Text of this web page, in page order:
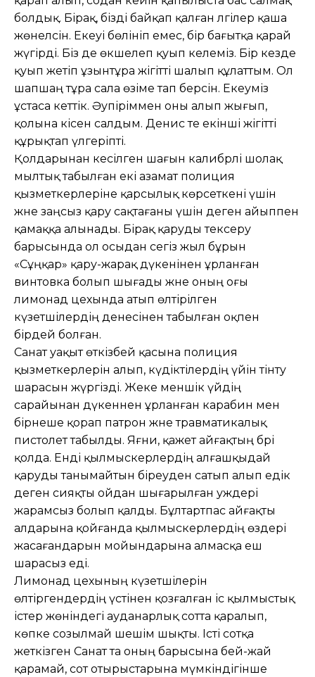
болдық. Бірақ, бізді байқап қалған әлгілер қаша
жөнелсін. Екеуі бөлініп емес, бір бағытқа қарай
жүгірді. Біз де өкшелеп қуып келеміз. Бір кезде
қуып жетіп ұзынтұра жігітті шалып құлаттым. Ол
шапшаң тұра сала өзіме тап берсін. Екеуміз
ұстаса кеттік. Әупіріммен оны алып жығып,
қолына кісен салдым. Денис те екінші жігітті
құрықтап үлгеріпті.
Қолдарынан кесілген шағын калибрлі шолақ
мылтық табылған екі азамат полиция
қызметкерлеріне қарсы­лық көрсеткені үшін
және заңсыз қару сақтағаны үшін деген айыппен
қамаққа алынады. Бірақ қаруды тексеру
барысында ол осыдан сегіз жыл бұрын
«Сұңқар» қару-жарақ дүкенінен ұрланған
винтовка болып шығады және оның оғы
лимонад цехында атып өлтірілген
күзетшілердің денесінен табылған оқпен
бірдей болған.
Санат уақыт өткізбей қасына полиция
қызметкерлерін алып, күдіктілердің үйін тінту
шарасын жүргізді. Жеке меншік үйдің
сарайынан дүкеннен ұрланған карабин мен
бірнеше қорап патрон және травматикалық
пистолет табылды. Яғни, қажет айғақтың бәрі
қолда. Енді қылмыскерлердің алғаш­қыдай
қаруды танымайтын біреуден сатып алып едік
деген сияқты ойдан шығарылған уәждері
жарамсыз болып қалды. Бұлтартпас айғақты
алдарына қойғанда қылмыскерлердің өздері
жасағандарын мойындарына алмасқа еш
шарасыз еді.
Лимонад цехының күзетшілерін
өлтіргендердің үстінен қозғалған іс қылмыстық
істер жөніндегі ауданарлық сотта қаралып,
көпке созылмай шешім шықты. Істі сотқа
жеткізген Санат та оның барысына бей-жай
қарамай, сот отырыстарына мүмкіндігінше